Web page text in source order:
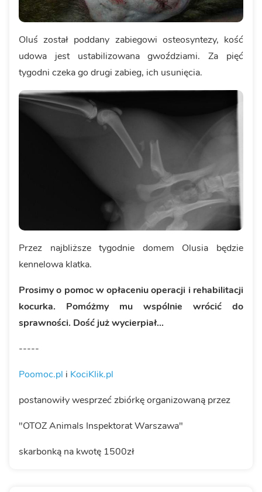
Oluś został poddany zabiegowi osteosyntezy, kość
udowa jest ustabilizowana gwoździami. Za pięć
tygodni czeka go drugi zabieg, ich usunięcia.
Przez najbliższe tygodnie domem Olusia będzie
kennelowa klatka.
Prosimy o pomoc w opłaceniu operacji i rehabilitacji
kocurka. Pomóżmy mu wspólnie wrócić do
sprawności. Dość już wycierpiał...
-----
Poomoc.pl i KociKlik.pl
postanowiły wesprzeć zbiórkę organizowaną przez
"OTOZ Animals Inspektorat Warszawa"
skarbonką na kwotę 1500zł